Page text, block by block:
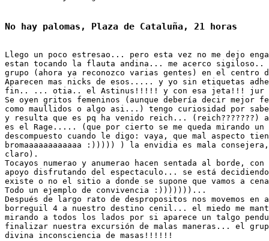
Llego un poco estresao... pero esta vez no me dejo
estan tocando la flauta andina... me acerco
grupo (ahora ya reconozco varias gentes) en el
Aparecen mas nicks de esos..... y yo sin etiquetas
fin.. ... otia.. el Astinus!!!!! y con esa jeta!!!
Se oyen gritos femeninos (aunque debería decir mejor
como maullidos o algo asi...) tengo curiosidad por
y resulta que es pq ha venido reich... (reich???????)
es el Rage..... (que por cierto se me queda mirando un
descompuesto cuando le digo: vaya, que mal aspecto
bromaaaaaaaaaaaa :))))) ) la envidia es mala
claro).
Tocayos numerao y anumerao hacen sentada al borde,
apoyo disfrutando del espectaculo... se está
existe o no el sitio a donde se supone que vamos a
Todo un ejemplo de convivencia :)))))))...
Después de largo rato de despropositos nos movemos en
borreguil 4 a nuestro destino cenil... el miedo me
mirando a todos los lados por si aparece un talgo
finalizar nuestra excursión de malas maneras... el
divina inconsciencia de masas!!!!!!